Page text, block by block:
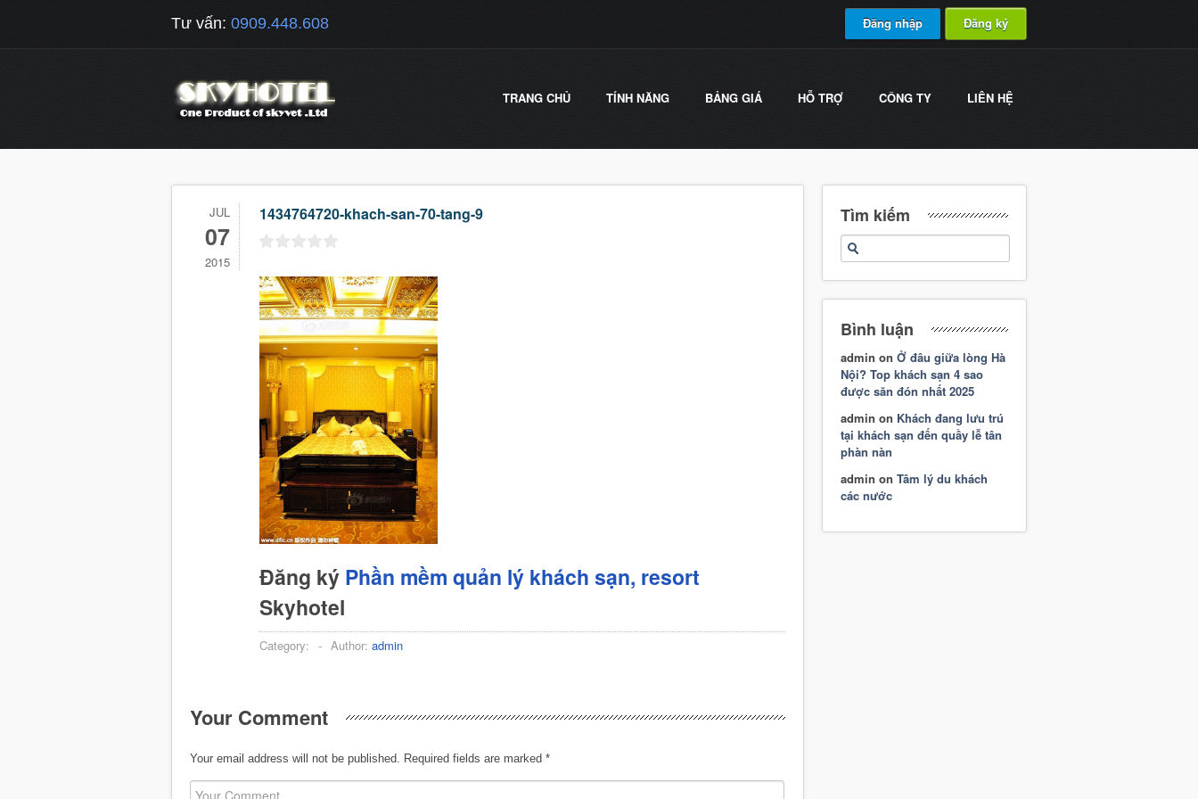
Tư vấn: 0909.448.608 Đăng nhập Đăng ký
TRANG CHỦ TÍNH NĂNG BẢNG GIÁ HỖ TRỢ CÔNG TY LIÊN HỆ
JUL
07
2015
1434764720-khach-san-70-tang-9
Đăng ký Phần mềm quản lý khách sạn, resort
Skyhotel
Category: - Author: admin
Your Comment
Your email address will not be published. Required fields are marked *
Tìm kiếm
Bình luận
admin on Ở đâu giữa lòng Hà
Nội? Top khách sạn 4 sao
được săn đón nhất 2025
admin on Khách đang lưu trú
tại khách sạn đến quầy lễ tân
phàn nàn
admin on Tâm lý du khách
các nước